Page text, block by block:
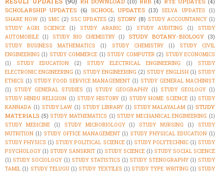
SCHOLARSHIP UPDATES (6) SCHOOL UPDATES (13) SELVA UPDATES
(1)
SHARE NOW (1) SMC (2) SSC UPDATES (2) STORY (8) STUDY ACCOUNTANCY (1)
STUDY AGRI SCIENCE
(1) STUDY ARABIC (1) STUDY AUDITING (1)
STUDY
AUTOMOBILE (1) STUDY BIO CHEMISTRY (1) STUDY BOTANY-BIOLOGY (3)
STUDY BUSINESS MATHEMATICS (1) STUDY CHEMISTRY (1)
STUDY CIVIL
ENGINEERING (1) STUDY COMMERCE (1) STUDY COMPUTER (2) STUDY ECONOMICS
(1)
STUDY EDUCATION (2) STUDY ELECTRICAL ENGINEERING (1)
STUDY
ELECTRONIC ENGINEERING (1) STUDY ENGINEERING (2) STUDY ENGLISH (1) STUDY
ETHICS (1) STUDY FOOD SERVICE MANAGEMENT (1) STUDY GENERAL MACHINIST
(1) STUDY GENERAL STUDIES (1) STUDY GEOGRAPHY (1) STUDY GEOLOGY (1)
STUDY HINDU RELIGION (1) STUDY HISTORY (1) STUDY HOME SCIENCE (1) STUDY
KANNADA (1) STUDY LAW (1) STUDY LIBRARY (1) STUDY MALAYALAM (1) STUDY
MATERIALS (5) STUDY MATHEMATICS (1) STUDY MECHANICAL ENGINEERING (1)
STUDY MEDICINE
(1) STUDY MICROBIOLOGY (1) STUDY NURSING (1)
STUDY
NUTRITION (1) STUDY OFFICE MANAGEMENT (1) STUDY PHYSICAL EDUCATION (1)
STUDY PHYSICS (1) STUDY POLITICAL SCIENCE (1) STUDY POLYTECHNIC (1) STUDY
PSYCHOLOGY (1) STUDY SANSKRIT (1) STUDY SCIENCE (1) STUDY SOCIAL SCIENCE
(1) STUDY SOCIOLOGY (1) STUDY STATISTICS (1) STUDY STENOGRAPHY (1) STUDY
TAMIL (1) STUDY TELUGU (1) STUDY TEXTILES (1) STUDY TYPE WRITING (1) STUDY